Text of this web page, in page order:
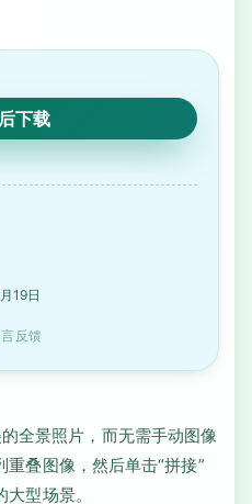
下载
19日
反馈
全景照片，而无需手动图像
叠图像，然后单击“拼接”
型场景。